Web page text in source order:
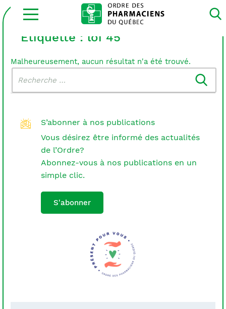
Ouvrir
la
site
Étiquette : loi 45
Malheureusement, aucun résultat n'a été trouvé.
dans
le
S’abonner à nos publications
Vous désirez être informé des actualités
de l’Ordre?
Abonnez-vous à nos publications en un
simple clic.
S'abonner